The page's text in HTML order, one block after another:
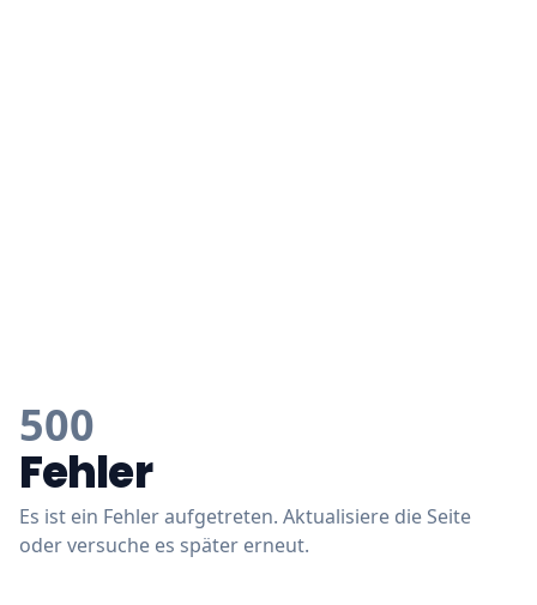
500
Fehler
Es ist ein Fehler aufgetreten. Aktualisiere die Seite
oder versuche es später erneut.